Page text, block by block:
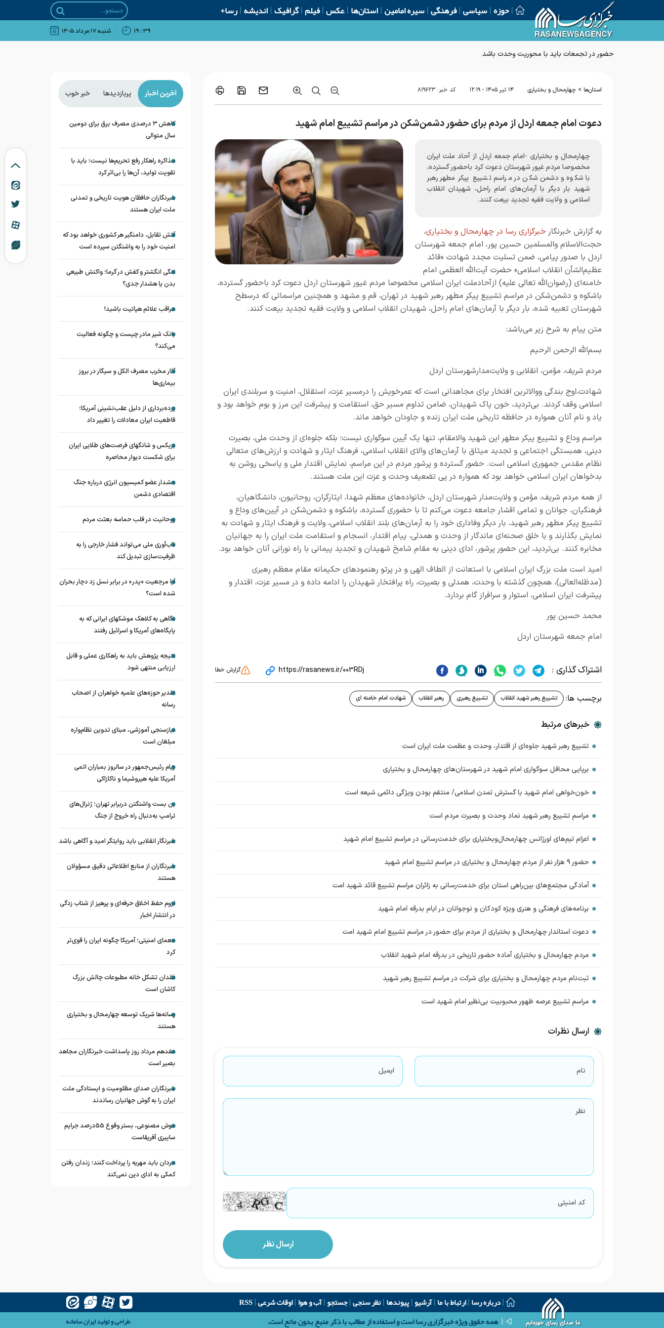
حوزه سیاسی فرهنگی سیره امامین استان‌ها عکس فیلم گرافیک اندیشه رسا+
۳۹ : ۱۹ شنبه ۱۷ مرداد ۱۴۰۵
استان‌ها > چهارمحال و بختیاری ۱۴ تير ۱۴۰۵ - ۱۲:۱۹ کد خبر: ۸۱۹۶۲۳
دعوت امام جمعه اردل از مردم برای حضور دشمن‌شکن در مراسم تشییع امام شهید
چهارمحال و بختیاری -امام جمعه اردل از آحاد ملت ایران
مخصوصا مردم غیور شهرستان دعوت کرد باحضور گسترده،
باشکوه و دشمن‌شکن در مراسم تشییع پیکر مطهر رهبر
شهید بار دیگر با آرمان‌های امام راحل، شهیدان انقلاب
اسلامی و ولایت فقیه تجدید بیعت کنند.
به گزارش خبرنگار خبرگزاری رسا در چهارمحال و بختیاری،
حجت‌الاسلام والمسلمین حسین پور، امام جمعه شهرستان
اردل با صدور پیامی، ضمن تسلیت مجدد شهادت «قائد
عظیم‌الشأن انقلاب اسلامی» حضرت آیت‌الله العظمی امام
خامنه‌ای (رضوان‌الله تعالی علیه) ازآحادملت ایران اسلامی مخصوصا مردم غیور شهرستان اردل دعوت کرد باحضور گسترده،
باشکوه و دشمن‌شکن در مراسم تشییع پیکر مطهر رهبر شهید در تهران، قم و مشهد و همچنین مراسماتی که درسطح
شهرستان تعبیه شده، بار دیگر با آرمان‌های امام راحل، شهیدان انقلاب اسلامی و ولایت فقیه تجدید بیعت کنند.
متن پیام به شرح زیر می‌باشد:
بسم‌الله الرحمن الرحیم
مردم شریف، مؤمن، انقلابی و ولایت‌مدارشهرستان اردل
شهادت،اوج بندگی ووالاترین افتخار برای مجاهدانی است که عمرخویش را درمسیر عزت، استقلال، امنیت و سربلندی ایران
اسلامی وقف کردند. بی‌تردید، خون پاک شهیدان، ضامن تداوم مسیر حق، استقامت و پیشرفت این مرز و بوم خواهد بود و
یاد و نام آنان همواره در حافظه تاریخی ملت ایران زنده و جاودان خواهد ماند.
مراسم وداع و تشییع پیکر مطهر این شهید والامقام، تنها یک آیین سوگواری نیست؛ بلکه جلوه‌ای از وحدت ملی، بصیرت
دینی، همبستگی اجتماعی و تجدید میثاق با آرمان‌های والای انقلاب اسلامی، فرهنگ ایثار و شهادت و ارزش‌های متعالی
نظام مقدس جمهوری اسلامی است. حضور گسترده و پرشور مردم در این مراسم، نمایش اقتدار ملی و پاسخی روشن به
بدخواهان ایران اسلامی خواهد بود که همواره در پی تضعیف وحدت و عزت این ملت هستند.
از همه مردم شریف، مؤمن و ولایت‌مدار شهرستان اردل، خانواده‌های معظم شهدا، ایثارگران، روحانیون، دانشگاهیان،
فرهنگیان، جوانان و تمامی اقشار جامعه دعوت می‌کنم تا با حضوری گسترده، باشکوه و دشمن‌شکن در آیین‌های وداع و
تشییع پیکر مطهر رهبر شهید، بار دیگر وفاداری خود را به آرمان‌های بلند انقلاب اسلامی، ولایت و فرهنگ ایثار و شهادت به
نمایش بگذارند و با خلق صحنه‌ای ماندگار از وحدت و همدلی، پیام اقتدار، انسجام و استقامت ملت ایران را به جهانیان
مخابره کنند. بی‌تردید، این حضور پرشور، ادای دینی به مقام شامخ شهیدان و تجدید پیمانی با راه نورانی آنان خواهد بود.
امید است ملت بزرگ ایران اسلامی با استعانت از الطاف الهی و در پرتو رهنمودهای حکیمانه مقام معظم رهبری
(مدظله‌العالی)، همچون گذشته با وحدت، همدلی و بصیرت، راه پرافتخار شهیدان را ادامه داده و در مسیر عزت، اقتدار و
پیشرفت ایران اسلامی، استوار و سرافراز گام بردارد.
محمد حسین پور
امام جمعه شهرستان اردل
اشتراک گذاری : https://rasanews.ir/003RDj گزارش خطا
برچسب ها: تشییع رهبر شهید انقلاب تشییع رهبری رهبر انقلاب شهادت امام خامنه ای
خبرهای مرتبط
تشییع رهبر شهید جلوه‌ای از اقتدار، وحدت و عظمت ملت ایران است
برپایی محافل سوگواری امام شهید در شهرستان‌های چهارمحال و بختیاری
خون‌خواهی امام شهید با گسترش تمدن اسلامی/ منتقم بودن ویژگی دائمی شیعه است
مراسم تشییع رهبر شهید نماد وحدت و بصیرت مردم است
اعزام تیم‌های اورژانس چهارمحال‌وبختیاری برای خدمت‌رسانی در مراسم تشییع امام شهید
حضور ۹ هزار نفر از مردم چهارمحال و بختیاری در مراسم تشییع امام شهید
آمادگی مجتمع‌های بین‌راهی استان برای خدمت‌رسانی به زائران مراسم تشییع قائد شهید امت
برنامه‌های فرهنگی و هنری ویژه کودکان و نوجوانان در ایام بدرقه امام شهید
دعوت استاندار چهارمحال و بختیاری از مردم برای حضور در مراسم تشییع امام شهید امت
مردم چهارمحال و بختیاری آماده حضور تاریخی در بدرقه امام شهید انقلاب
ثبت‌نام مردم چهارمحال و بختیاری برای شرکت در مراسم تشییع رهبر شهید
مراسم تشییع عرصه ظهور محبوبیت بی‌نظیر امام شهید است
ارسال نظرات
آخرین اخبار پربازدیدها خبر خوب
کاهش ۳ درصدی مصرف برق برای دومین
سال متوالی
مذاکره راهکار رفع تحریم‌ها نیست؛ باید با
تقویت تولید، آن‌ها را بی‌اثر کرد
خبرنگاران حافظان هویت تاریخی و تمدنی
ملت ایران هستند
آتش تقابل، دامنگیر هر کشوری خواهد بود که
امنیت خود را به واشنگتن سپرده است
تنگی انگشتر و کفش در گرما؛ واکنش طبیعی
بدن یا هشدار جدی؟
مراقب علائم هپاتیت باشید!
بانک شیر مادر چیست و چگونه فعالیت
می‌کند؟
آثار مخرب مصرف الکل و سیگار در بروز
بیماری‌ها
پرده‌برداری از دلیل عقب‌نشینی آمریکا؛
قاطعیت ایران معادلات را تغییر داد
بریکس و شانگهای فرصت‌های طلایی ایران
برای شکست دیوار محاصره
هشدار عضو کمیسیون انرژی درباره جنگ
اقتصادی دشمن
روحانیت در قلب حماسه بعثت مردم
تاب‌آوری ملی می‌تواند فشار خارجی را به
ظرفیت‌سازی تبدیل کند
آیا مرجعیت «پدر» در برابر نسل زد دچار بحران
شده است؟
نگاهی به کلاهک‎ موشک‎های ایرانی که به
پایگاه‌های آمریکا و اسرائیل رفتند
نتیجه پژوهش باید به راهکاری عملی و قابل
ارزیابی منتهی شود
تقدیر حوزه‌های علمیه خواهران از اصحاب
رسانه
نیازسنجی آموزشی، مبنای تدوین نظام‌واره
مبلغان است
پیام رئیس‌جمهور در سالروز بمباران اتمی
آمریکا علیه هیروشیما و ناکازاکی
بن بست واشنگتن دربرابر تهران؛ ژنرال‌های
ترامپ به‌دنبال راه خروج از جنگ
خبرنگار انقلابی باید روایتگر امید و آگاهی باشد
خبرنگاران از منابع اطلاعاتی دقیق مسؤولان
هستند
لزوم حفظ اخلاق حرفه‌ای و پرهیز از شتاب زدگی
در انتشار اخبار
معمای امنیتی؛ آمریکا چگونه ایران را قوی‌تر
کرد
فقدان تشکل خانه مطبوعات چالش بزرگ
کاشان است
رسانه‌ها شریک توسعه چهارمحال و بختیاری
هستند
هفدهم مرداد روز پاسداشت خبرنگاران مجاهد
بصیر است
خبرنگاران صدای مظلومیت و ایستادگی ملت
ایران را به گوش جهانیان رساندند
هوش مصنوعی، بستر وقوع 55درصد جرایم
سایبری آفریقاست
مردان باید مهریه را پرداخت کنند؛ زندان رفتن
کمکی به ادای دین نمی‌کند
درباره رسا ارتباط با ما آرشیو پیوندها نظر سنجی جستجو آب و هوا اوقات شرعی RSS
همه حقوق ویژه خبرگزاری رسا است و استفاده از مطالب با ذکر منبع بدون مانع است.
طراحی و تولیدایران سامانه